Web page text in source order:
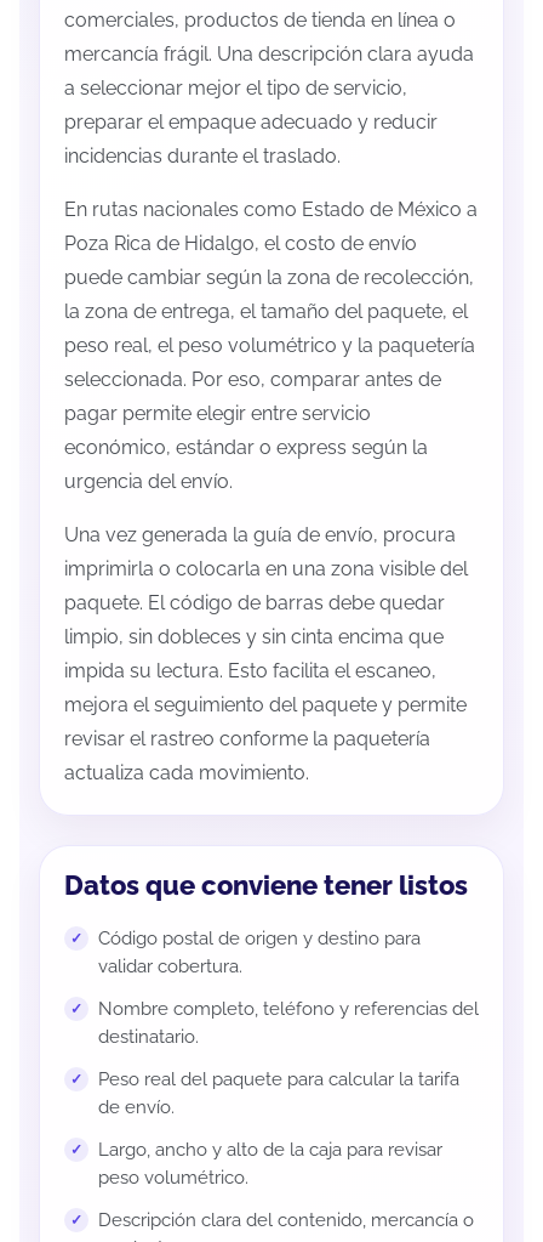
comerciales, productos de tienda en línea o
mercancía frágil. Una descripción clara ayuda
a seleccionar mejor el tipo de servicio,
preparar el empaque adecuado y reducir
incidencias durante el traslado.
En rutas nacionales como Estado de México a
Poza Rica de Hidalgo, el costo de envío
puede cambiar según la zona de recolección,
la zona de entrega, el tamaño del paquete, el
peso real, el peso volumétrico y la paquetería
seleccionada. Por eso, comparar antes de
pagar permite elegir entre servicio
económico, estándar o express según la
urgencia del envío.
Una vez generada la guía de envío, procura
imprimirla o colocarla en una zona visible del
paquete. El código de barras debe quedar
limpio, sin dobleces y sin cinta encima que
impida su lectura. Esto facilita el escaneo,
mejora el seguimiento del paquete y permite
revisar el rastreo conforme la paquetería
actualiza cada movimiento.
Datos que conviene tener listos
Código postal de origen y destino para
validar cobertura.
Nombre completo, teléfono y referencias del
destinatario.
Peso real del paquete para calcular la tarifa
de envío.
Largo, ancho y alto de la caja para revisar
peso volumétrico.
Descripción clara del contenido, mercancía o